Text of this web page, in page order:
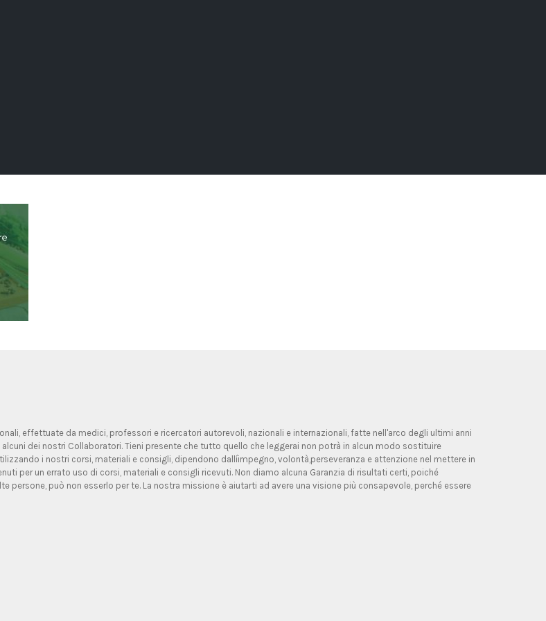
effettuate da medici, professori e ricercatori autorevoli, nazionali e internazionali, fatte nell'arco degli ultimi anni
dei nostri Collaboratori. Tieni presente che tutto quello che leggerai non potrà in alcun modo sostituire
i nostri corsi, materiali e consigli, dipendono dallíimpegno, volontà,perseveranza e attenzione nel mettere in
per un errato uso di corsi, materiali e consigli ricevuti. Non diamo alcuna Garanzia di risultati certi, poiché
può non esserlo per te. La nostra missione è aiutarti ad avere una visione più consapevole, perché essere